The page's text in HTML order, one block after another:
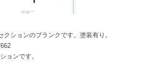
クションのブランクです。塗装有り。
ョンです。